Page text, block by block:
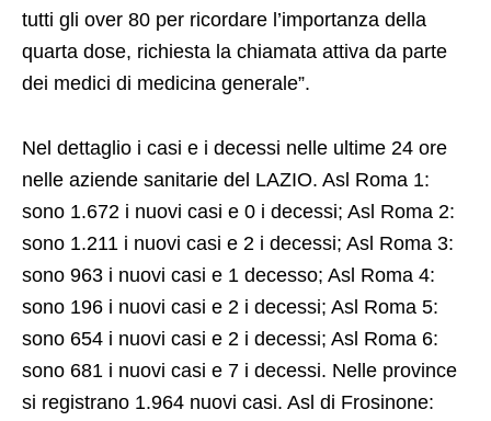
tutti gli over 80 per ricordare l’importanza della
quarta dose, richiesta la chiamata attiva da parte
dei medici di medicina generale”.
Nel dettaglio i casi e i decessi nelle ultime 24 ore
nelle aziende sanitarie del LAZIO. Asl Roma 1:
sono 1.672 i nuovi casi e 0 i decessi; Asl Roma 2:
sono 1.211 i nuovi casi e 2 i decessi; Asl Roma 3:
sono 963 i nuovi casi e 1 decesso; Asl Roma 4:
sono 196 i nuovi casi e 2 i decessi; Asl Roma 5:
sono 654 i nuovi casi e 2 i decessi; Asl Roma 6:
sono 681 i nuovi casi e 7 i decessi. Nelle province
si registrano 1.964 nuovi casi. Asl di Frosinone: